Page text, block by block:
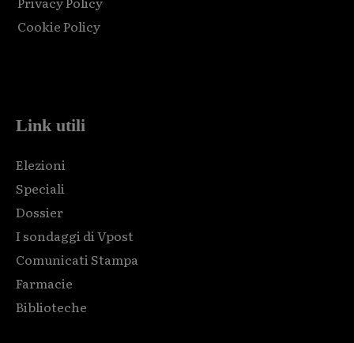
Cookie Policy
Link utili
Elezioni
Speciali
Dossier
I sondaggi di Vpost
Comunicati Stampa
Farmacie
Biblioteche